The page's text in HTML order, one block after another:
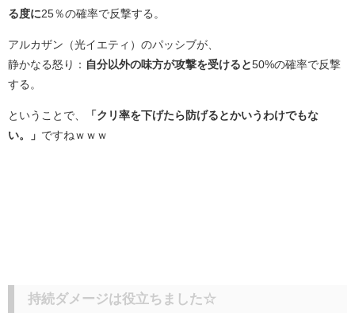
る度に25％の確率で反撃する。
アルカザン（光イエティ）のパッシブが、
静かなる怒り： 自分以外の味方が攻撃を受けると50%の確率で反撃
する。
ということで、
「クリ率を下げたら防げるとかいうわけでもな
い。」 ですねｗｗｗ
持続ダメージは役立ちました☆